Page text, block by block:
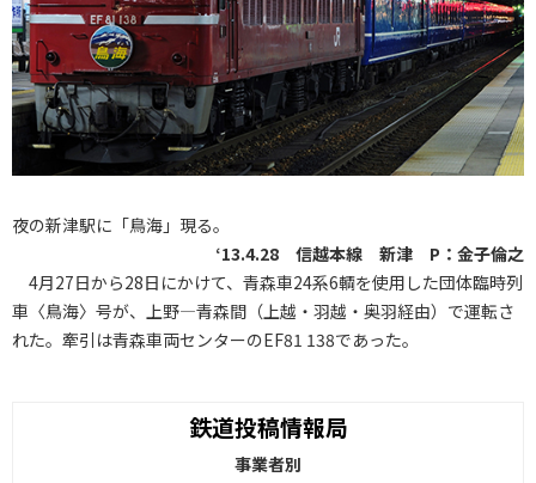
夜の新津駅に「鳥海」現る。
‘13.4.28 信越本線 新津 P：金子倫之
4月27日から28日にかけて、青森車24系6輌を使用した団体臨時列
車〈鳥海〉号が、上野―青森間（上越・羽越・奥羽経由）で運転さ
れた。牽引は青森車両センターのEF81 138であった。
鉄道投稿情報局
事業者別